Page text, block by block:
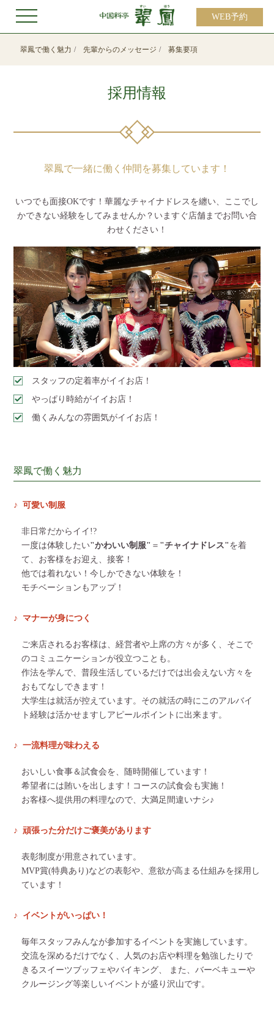
WEB予約
翠鳳で働く魅力 先輩からのメッセージ 募集要項
採用情報
翠鳳で一緒に働く仲間を募集しています！
いつでも面接OKです！華麗なチャイナドレスを纏い、ここでし
かできない経験をしてみませんか？いますぐ店舗までお問い合
わせください！
スタッフの定着率がイイお店！
やっぱり時給がイイお店！
働くみんなの雰囲気がイイお店！
翠鳳で働く魅力
可愛い制服
非日常だからイイ!?
一度は体験したい"かわいい制服" ＝ "チャイナドレス"を着
て、お客様をお迎え、接客！
他では着れない！今しかできない体験を！
モチベーションもアップ！
マナーが身につく
ご来店されるお客様は、経営者や上席の方々が多く、そこで
のコミュニケーションが役立つことも。
作法を学んで、普段生活しているだけでは出会えない方々を
おもてなしできます！
大学生は就活が控えています。その就活の時にこのアルバイ
ト経験は活かせますしアピールポイントに出来ます。
一流料理が味わえる
おいしい食事＆試食会を、随時開催しています！
希望者には賄いを出します！コースの試食会も実施！
お客様へ提供用の料理なので、大満足間違いナシ♪
頑張った分だけご褒美があります
表彰制度が用意されています。
MVP賞(特典あり)などの表彰や、意欲が高まる仕組みを採用し
ています！
イベントがいっぱい！
毎年スタッフみんなが参加するイベントを実施しています。
交流を深めるだけでなく、人気のお店や料理を勉強したりで
きるスイーツブッフェやバイキング、 また、バーベキューや
クルージング等楽しいイベントが盛り沢山です。